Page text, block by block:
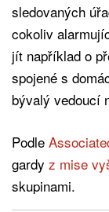
sledovaných
cokoliv
jít například o
spojené s
bývalý vedoucí
Podle
gardy z mise
skupinami.